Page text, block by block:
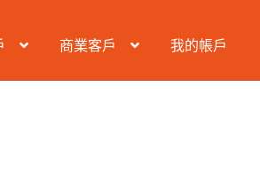
商業客戶 我的帳戶